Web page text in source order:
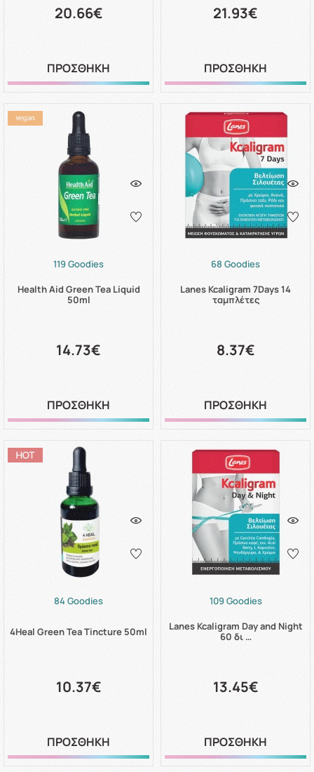
20.66€
ΠΡΟΣΘΗΚΗ
21.93€
ΠΡΟΣΘΗΚΗ
119 Goodies
Health Aid Green Tea Liquid
50ml
14.73€
ΠΡΟΣΘΗΚΗ
68 Goodies
Lanes Kcaligram 7Days 14
ταμπλέτες
8.37€
ΠΡΟΣΘΗΚΗ
84 Goodies
4Heal Green Tea Tincture 50ml
10.37€
ΠΡΟΣΘΗΚΗ
109 Goodies
Lanes Kcaligram Day and Night
60 δι …
13.45€
ΠΡΟΣΘΗΚΗ